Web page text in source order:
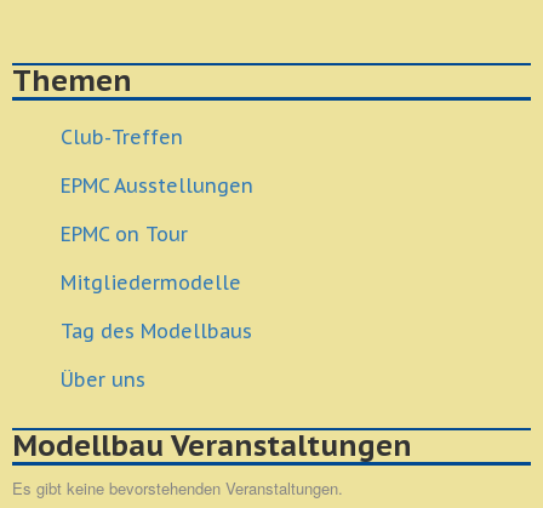
Themen
Club-Treffen
EPMC Ausstellungen
EPMC on Tour
Mitgliedermodelle
Tag des Modellbaus
Über uns
Modellbau Veranstaltungen
Es gibt keine bevorstehenden Veranstaltungen.